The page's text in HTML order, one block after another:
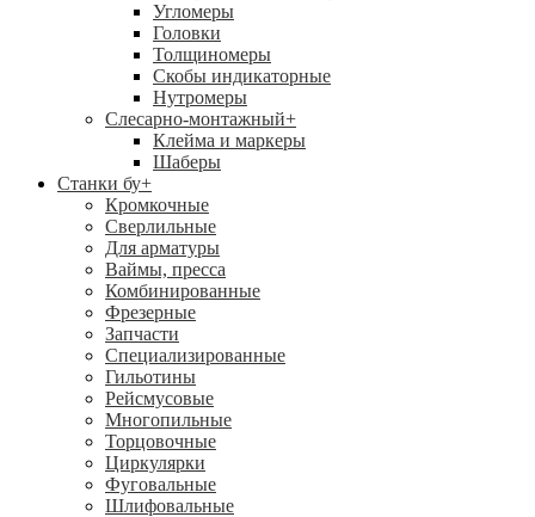
Угломеры
Головки
Толщиномеры
Скобы индикаторные
Нутромеры
Слесарно-монтажный+
Клейма и маркеры
Шаберы
Станки бу+
Кромкочные
Сверлильные
Для арматуры
Ваймы, пресса
Комбинированные
Фрезерные
Запчасти
Специализированные
Гильотины
Рейсмусовые
Многопильные
Торцовочные
Циркулярки
Фуговальные
Шлифовальные